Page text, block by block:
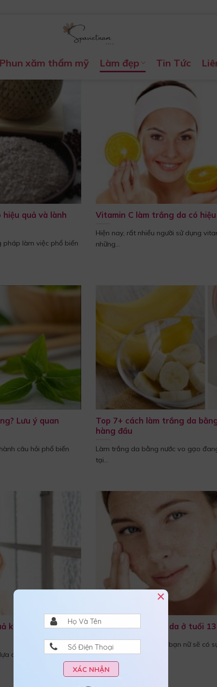
Phun xăm thẩm mỹ Làm đẹp Tin Tức
quả và lành
làm việc phổ biến
Vitamin C làm trắng da có
Hiện nay, rất nhiều người sử dụng
những...
Lưu ý quan
câu hỏi phổ biến
Top 7+ cách làm trắng da
hàng đầu
Làm trắng da bằng nước vo gạo
tại...
không? Lưu ý cần
chọn được chị em
14 cách làm trắng da ở tuổi
Trong tuổi dậy thì, các bạn nữ sẽ có
XÁC NHẬN
×